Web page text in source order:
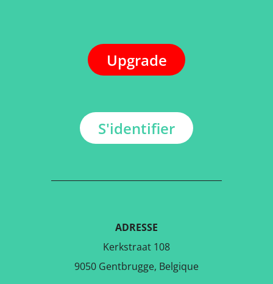
Upgrade
S'identifier
ADRESSE
Kerkstraat 108
9050 Gentbrugge, Belgique